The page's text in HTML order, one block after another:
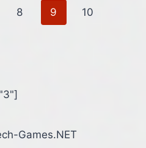
8 9 10
Games.NET